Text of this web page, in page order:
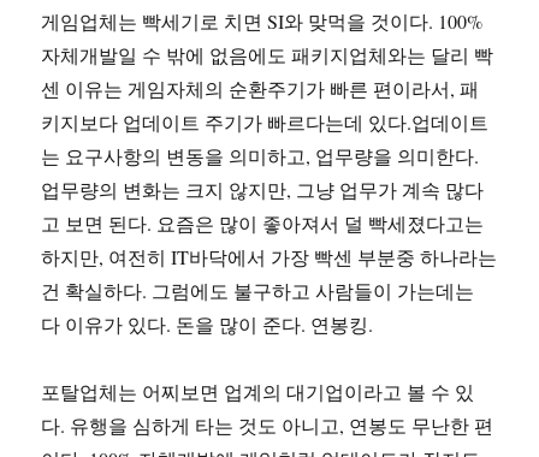
게임업체는 빡세기로 치면 SI와 맞먹을 것이다. 100%
자체개발일 수 밖에 없음에도 패키지업체와는 달리 빡
센 이유는 게임자체의 순환주기가 빠른 편이라서, 패
키지보다 업데이트 주기가 빠르다는데 있다.업데이트
는 요구사항의 변동을 의미하고, 업무량을 의미한다.
업무량의 변화는 크지 않지만, 그냥 업무가 계속 많다
고 보면 된다. 요즘은 많이 좋아져서 덜 빡세졌다고는
하지만, 여전히 IT바닥에서 가장 빡센 부분중 하나라는
건 확실하다. 그럼에도 불구하고 사람들이 가는데는
다 이유가 있다. 돈을 많이 준다. 연봉킹.
포탈업체는 어찌보면 업계의 대기업이라고 볼 수 있
다. 유행을 심하게 타는 것도 아니고, 연봉도 무난한 편